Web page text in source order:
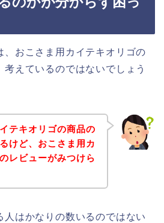
、おこさま用カイテキオリゴの
えているのではないでしょう
テキオリゴの商品の
けど、おこさま用カ
レビューがみつけら
人はかなりの数いるのではない